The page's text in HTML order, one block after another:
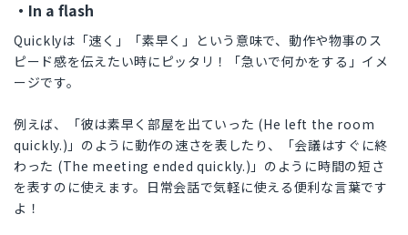
・In a flash
Quicklyは「速く」「素早く」という意味で、動作や物事のス
ピード感を伝えたい時にピッタリ！「急いで何かをする」イメ
ージです。
例えば、「彼は素早く部屋を出ていった (He left the room
quickly.)」のように動作の速さを表したり、「会議はすぐに終
わった (The meeting ended quickly.)」のように時間の短さ
を表すのに使えます。日常会話で気軽に使える便利な言葉です
よ！